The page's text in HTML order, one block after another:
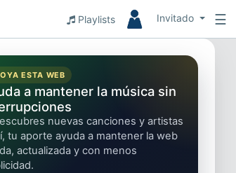
Playlists Invitado ☰
ESTA WEB
a mantener la música sin
nuevas canciones y artistas
tu aporte ayuda a mantener la web
actualizada y con menos